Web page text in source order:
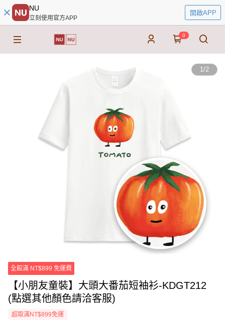
NU
立刻使用官方APP
開啟APP
0
1/2
全館滿 NT$899 免運費
【小朋友童裝】大頭大番茄短袖衫-KDGT212
(點選其他顏色請洽客服)
超取滿NT$899免運